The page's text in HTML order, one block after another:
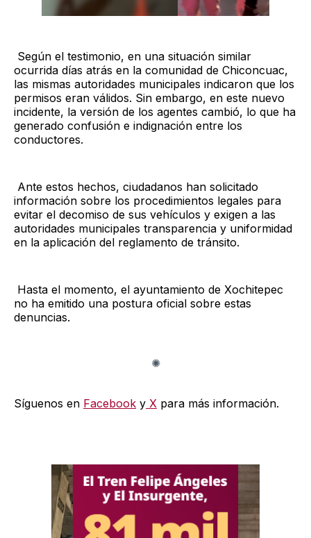
Según el testimonio, en una situación similar
ocurrida días atrás en la comunidad de Chiconcuac,
las mismas autoridades municipales indicaron que los
permisos eran válidos. Sin embargo, en este nuevo
incidente, la versión de los agentes cambió, lo que ha
generado confusión e indignación entre los
conductores.
Ante estos hechos, ciudadanos han solicitado
información sobre los procedimientos legales para
evitar el decomiso de sus vehículos y exigen a las
autoridades municipales transparencia y uniformidad
en la aplicación del reglamento de tránsito.
Hasta el momento, el ayuntamiento de Xochitepec
no ha emitido una postura oficial sobre estas
denuncias.
Síguenos en Facebook y X para más información.